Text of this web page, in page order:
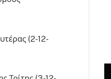
(2-12-